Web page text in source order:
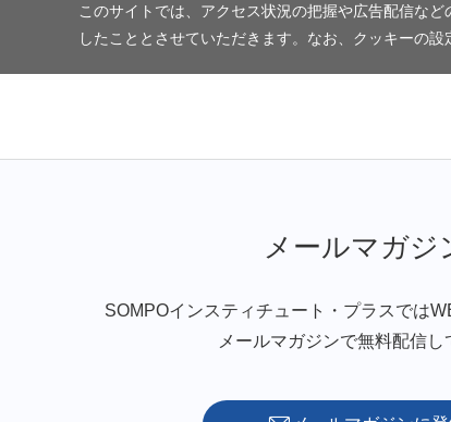
このサイトでは、アクセス状況の把握や広告配信な
したこととさせていただきます。なお、クッキーの設
メールマガジ
SOMPOインスティチュート・プラスでは
メールマガジンで無料配信し